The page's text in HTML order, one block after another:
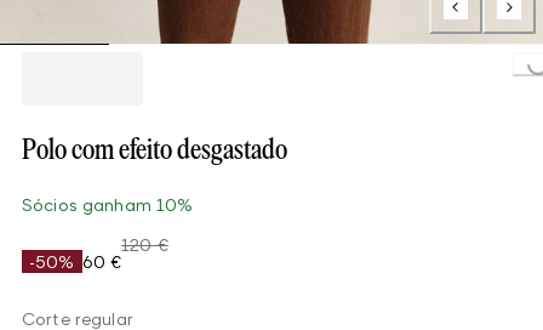
Loading...
Polo com efeito desgastado
Sócios ganham 10%
-50% 60 €
120 €
Corte regular